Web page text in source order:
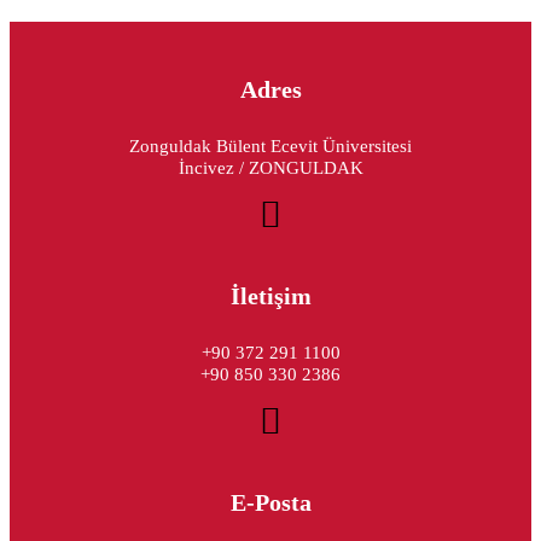
Adres
Zonguldak Bülent Ecevit Üniversitesi
İncivez / ZONGULDAK
İletişim
+90 372 291 1100
+90 850 330 2386
E-Posta